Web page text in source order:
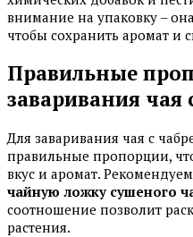
внимание на упаковку –
чтобы сохранить аромат и
Правильные
заваривания чая
Для заваривания чая с
правильные пропорции,
вкус и аромат.
чайную ложку сушеного
соотношение позволит
растения.